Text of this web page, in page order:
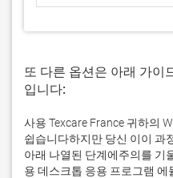
또 다른 옵션은 아래 가이
입니다:
사용 Texcare France 귀하의
쉽습니다하지만 당신 이이 과
아래 나열된 단계에주의를 기
용 데스크톱 응용 프로그램